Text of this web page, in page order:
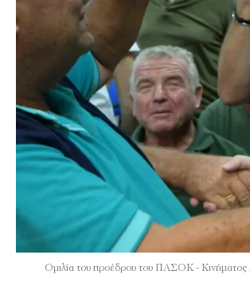
Ομιλία του προέδρου του ΠΑΣΟΚ -